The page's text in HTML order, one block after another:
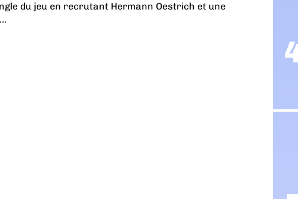
du jeu en recrutant Hermann Oestrich et une